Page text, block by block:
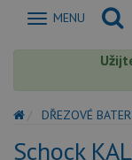
Zobrazit
MENU
DŘEZOVÉ
Schock